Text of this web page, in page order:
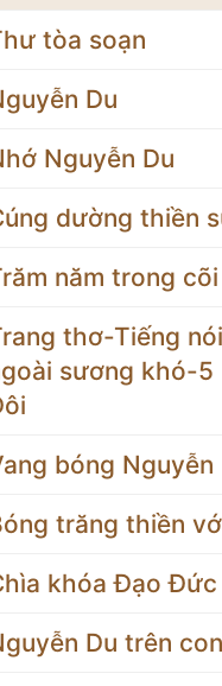
tòa soạn
Du
Nguyễn Du
dường thiền
năm trong
thơ-Tiếng
sương khó-5
bóng Nguyễn
trăng thiền
khóa Đạo
Du trên